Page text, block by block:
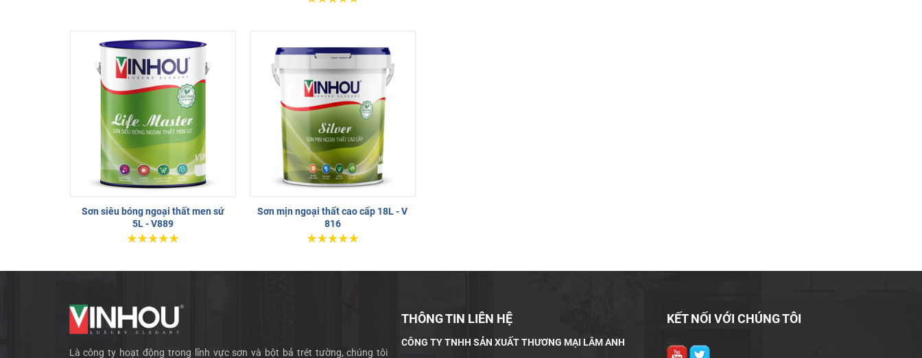
Sơn siêu bóng ngoại thất men sứ
5L - V889
Sơn mịn ngoại thất cao cấp 18L - V
816
Là công ty hoạt động trong lĩnh vực sơn và bột bả trét tường, chúng tôi
THÔNG TIN LIÊN HỆ
CÔNG TY TNHH SẢN XUẤT THƯƠNG MẠI LÂM ANH
KẾT NỐI VỚI CHÚNG TÔI